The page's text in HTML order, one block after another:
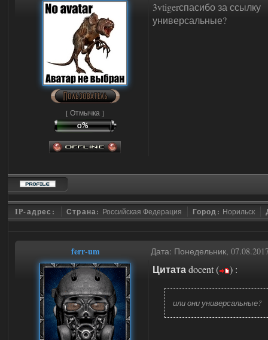
[ Отмычка ]
3vtigerспасибо за
универсальные?
IP-адрес: Страна: Российская Федерация Город: Норильск
ferr-um Дата: Понедельник,
Цитатаdocent( ) :
или они универсальные?